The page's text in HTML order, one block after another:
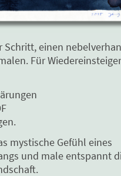
Schritt, einen
Für
mystische Gefühl eines
und male entspannt